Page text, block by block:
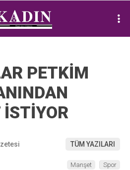
PETKİM
TÜM YAZILARI
Manşet Spor